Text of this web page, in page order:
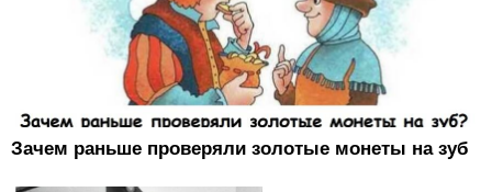
Зачем раньше проверяли золотые монеты на зуб